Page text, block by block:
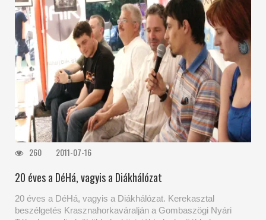
260 2011-07-16
20 éves a DéHá, vagyis a Diákhálózat
20 éves a DéHá, vagyis a Diákhálózat. Kerekasztal
beszélgetés Krasznahorkaváralján a Gombaszögi Nyári